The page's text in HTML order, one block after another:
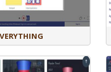
gratis account kun je drie
aanmaken.